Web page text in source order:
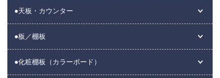
●天板・カウンター
●板／棚板
●化粧棚板（カラーボード）